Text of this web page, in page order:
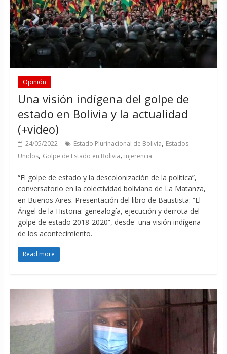
Opinión
Una visión indígena del golpe de
estado en Bolivia y la actualidad
(+video)
24/05/2022 Estado Plurinacional de Bolivia, Estados
Unidos, Golpe de Estado en Bolivia, injerencia
“El golpe de estado y la descolonización de la política”,
conversatorio en la colectividad boliviana de La Matanza,
en Buenos Aires. Presentación del libro de Baustista: “El
Ángel de la Historia: genealogía, ejecución y derrota del
golpe de estado 2018-2020”, desde una visión indígena
de los acontecimiento.
Read more